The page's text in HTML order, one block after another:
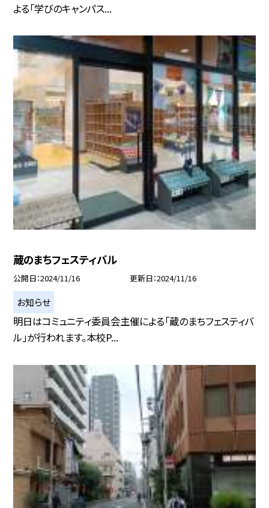
よる「学びのキャンパス...
蔵のまちフェスティバル
公開日 2024/11/16 更新日 2024/11/16
お知らせ
明日はコミュニティ委員会主催による「蔵のまちフェスティバ
ル」が行われます。本校P...